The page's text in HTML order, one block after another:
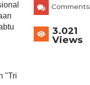
"Tri
Comments
3.021
Views